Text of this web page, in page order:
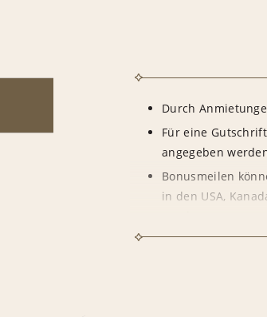
Durch
Für eine
angegeben
Bonusmeilen
in den USA,
Für